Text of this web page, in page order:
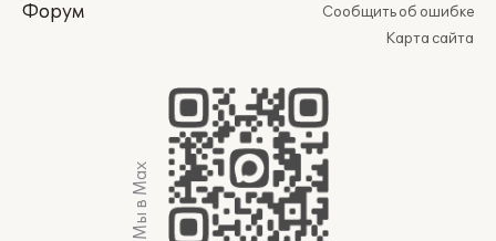
Форум
Сообщить об ошибке
Карта сайта
Мы в Max